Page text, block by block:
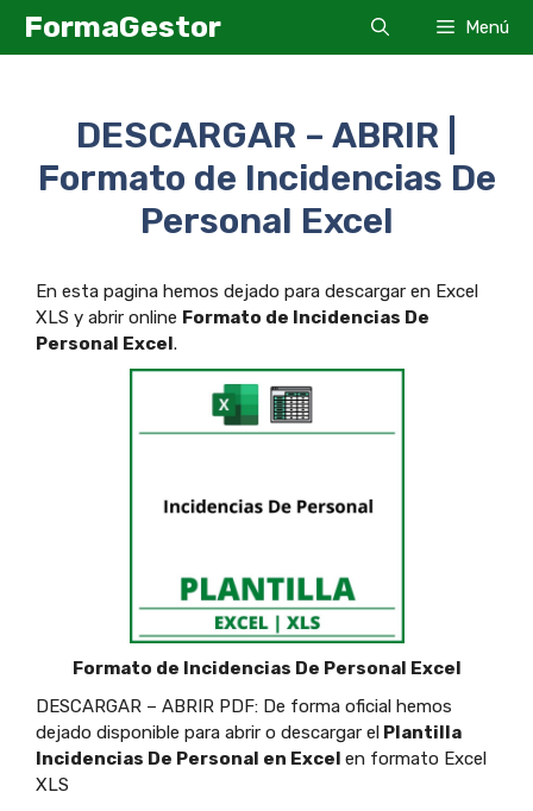
SaltarFormaGestor Menú
DESCARGAR – ABRIR |
Formato de Incidencias De
Personal Excel
En esta pagina hemos dejado para descargar en Excel
XLS y abrir online Formato de Incidencias De
Personal Excel.
Formato de Incidencias De Personal Excel
DESCARGAR – ABRIR PDF: De forma oficial hemos
dejado disponible para abrir o descargar el Plantilla
Incidencias De Personal en Excel en formato Excel
XLS